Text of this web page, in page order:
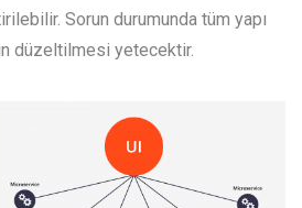
Sorun durumunda tüm yapı
düzeltilmesi yetecektir.